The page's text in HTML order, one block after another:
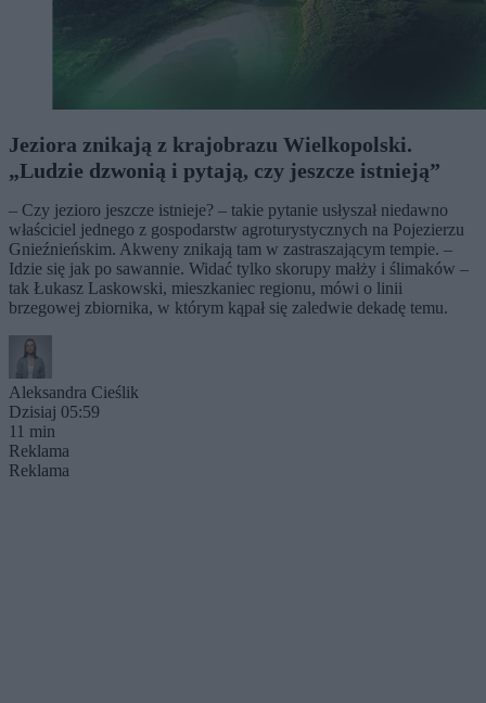
Jeziora znikają z krajobrazu Wielkopolski.
„Ludzie dzwonią i pytają, czy jeszcze istnieją”
– Czy jezioro jeszcze istnieje? – takie pytanie usłyszał niedawno
właściciel jednego z gospodarstw agroturystycznych na Pojezierzu
Gnieźnieńskim. Akweny znikają tam w zastraszającym tempie. –
Idzie się jak po sawannie. Widać tylko skorupy małży i ślimaków –
tak Łukasz Laskowski, mieszkaniec regionu, mówi o linii
brzegowej zbiornika, w którym kąpał się zaledwie dekadę temu.
Aleksandra Cieślik
Dzisiaj 05:59
11 min
Reklama
Reklama